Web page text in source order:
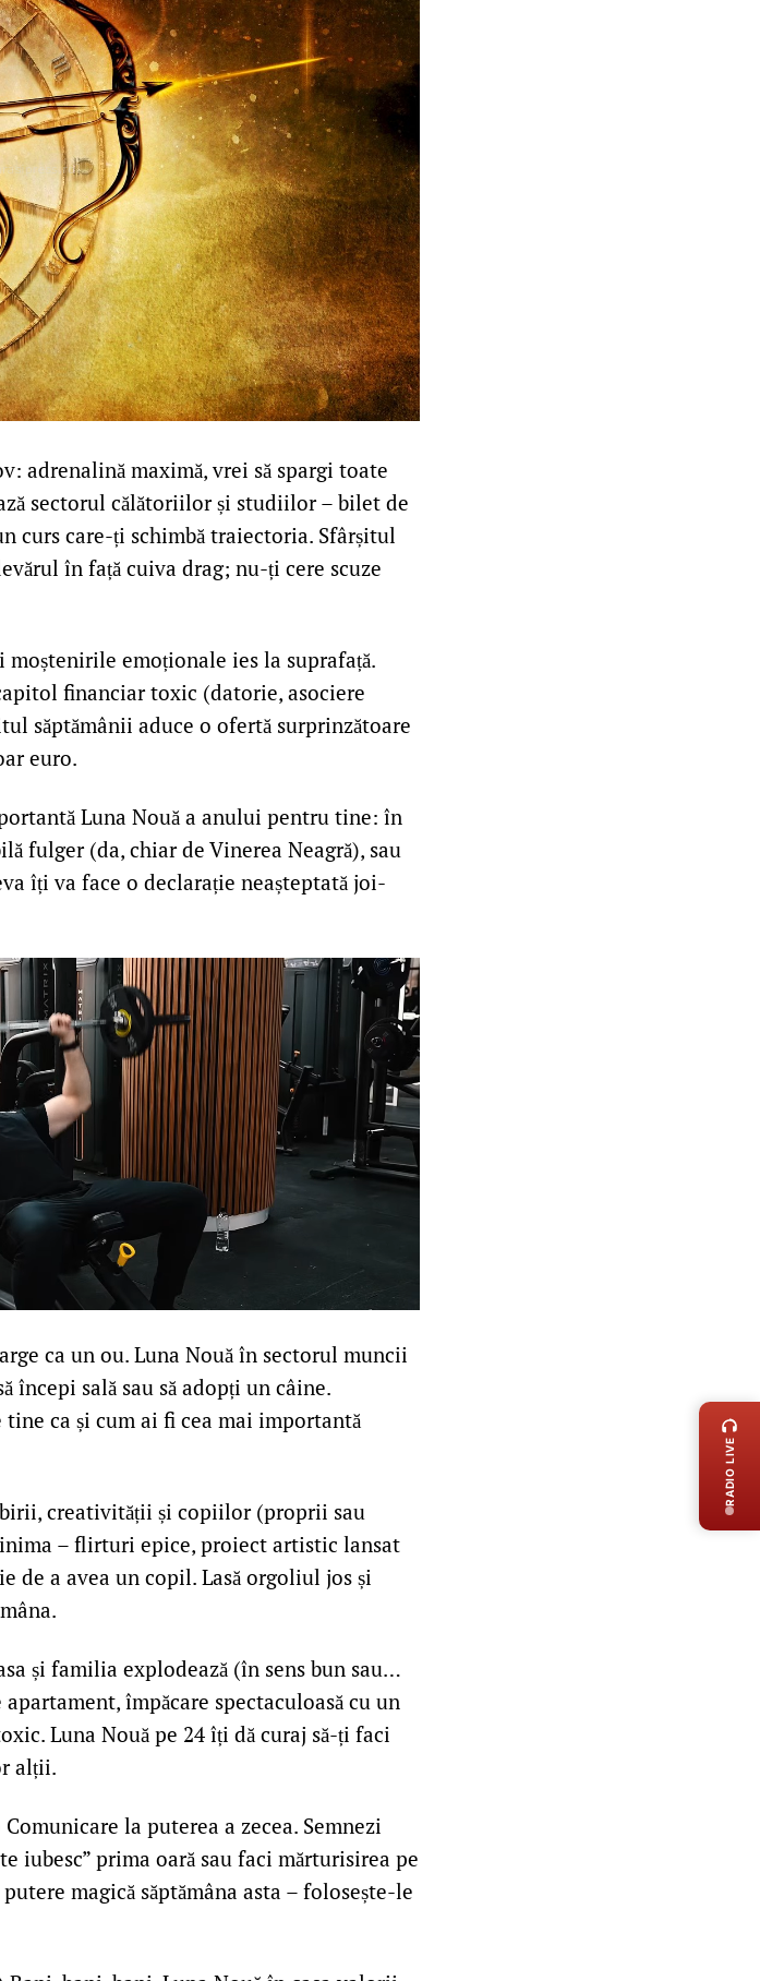
adrenalină maximă, vrei să spargi toate
sectorul călătoriilor și studiilor – bilet de
curs care-ți schimbă traiectoria. Sfârșitul
în față cuiva drag; nu-ți cere scuze
emoționale ies la suprafață.
financiar toxic (datorie, asociere
săptămânii aduce o ofertă surprinzătoare
euro.
Luna Nouă a anului pentru tine: în
fulger (da, chiar de Vinerea Neagră), sau
îți va face o declarație neașteptată joi-
ca un ou. Luna Nouă în sectorul muncii
începi sală sau să adopți un câine.
ca și cum ai fi cea mai importantă
creativității și copiilor (proprii sau
– flirturi epice, proiect artistic lansat
de a avea un copil. Lasă orgoliul jos și
și familia explodează (în sens bun sau…
împăcare spectaculoasă cu un
Luna Nouă pe 24 îți dă curaj să-ți faci
alții.
la puterea a zecea. Semnezi
iubesc” prima oară sau faci mărturisirea pe
magică săptămâna asta – folosește-le
RADIO LIVE